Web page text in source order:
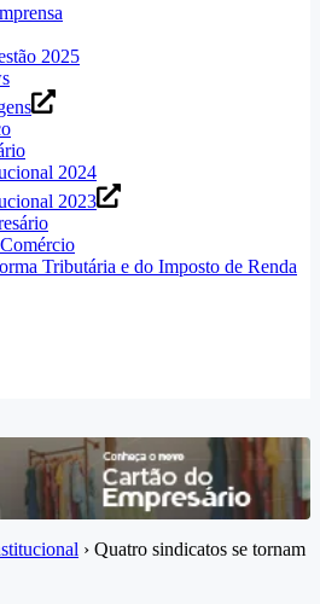
2025
2024
2023
Tributária e do Imposto de Renda
› Quatro sindicatos se tornam